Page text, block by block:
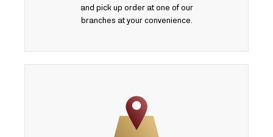
and pick up order at one of our
branches at your convenience.